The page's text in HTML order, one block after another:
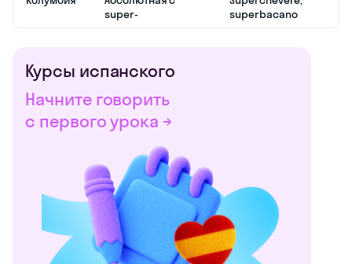
super-
superbacano
Курсы испанского
Начните говорить
с первого урока →